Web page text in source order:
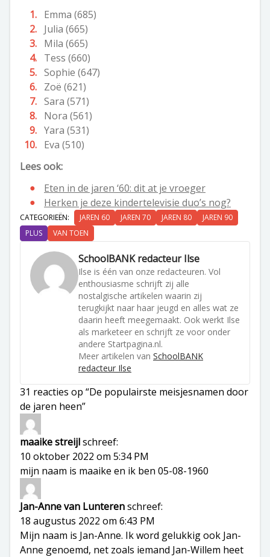
​​Emma (685)
Julia (665)
Mila (665)
Tess (660)
Sophie (647)
Zoë (621)
Sara (571)
Nora (561)
Yara (531)
Eva (510)
Lees ook:
Eten in de jaren ‘60: dit at je vroeger
Herken je deze kindertelevisie duo’s nog?
CATEGORIEËN: JAREN 60 JAREN 70 JAREN 80
JAREN 90
PLUS
VAN TOEN
SchoolBANK redacteur Ilse
Ilse is één van onze redacteuren. Vol
enthousiasme schrijft zij alle
nostalgische artikelen waarin zij
terugkijkt naar haar jeugd en alles wat ze
daarin heeft meegemaakt. Ook werkt Ilse
als marketeer en schrijft ze voor onder
andere Startpagina.nl.
Meer artikelen van SchoolBANK
redacteur Ilse
31 reacties op “De populairste meisjesnamen door
de jaren heen”
maaike streijlschreef:
10 oktober 2022 om 5:34 PM
mijn naam is maaike en ik ben 05-08-1960
Jan-Anne van Lunterenschreef:
18 augustus 2022 om 6:43 PM
Mijn naam is Jan-Anne. Ik word gelukkig ook Jan-
Anne genoemd, net zoals iemand Jan-Willem heet